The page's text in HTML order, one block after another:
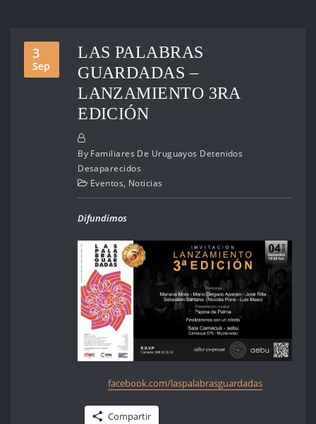
3
Sep
LAS PALABRAS
GUARDADAS –
LANZAMIENTO 3RA
EDICIÓN
By Familiares De Uruguayos Detenidos
Desaparecidos
Eventos, Noticias
Difundimos
facebook.com/laspalabrasguardadas
Compartir